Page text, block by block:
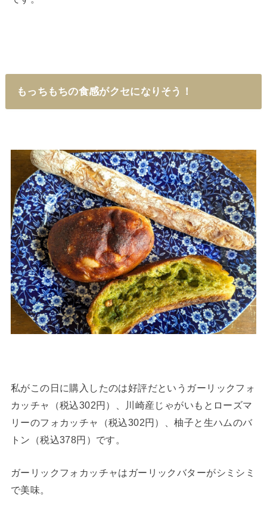
もっちもちの食感がクセになりそう！
私がこの日に購入したのは好評だというガーリックフォ
カッチャ（税込302円）、川崎産じゃがいもとローズマ
リーのフォカッチャ（税込302円）、柚子と生ハムのバ
トン（税込378円）です。
ガーリックフォカッチャはガーリックバターがシミシミ
で美味。